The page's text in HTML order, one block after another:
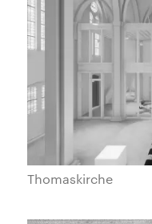
Thomaskirche